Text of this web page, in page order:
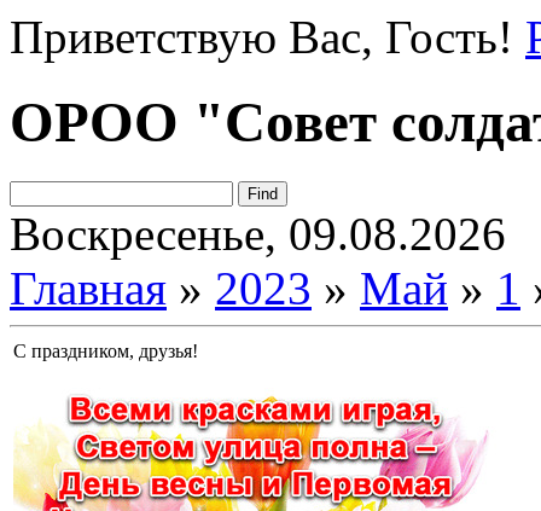
Приветствую Вас, Гость!
ОРОО "Совет
Воскресенье, 09.08.2026
Главная » 2023 » Май » 1
С праздником, друзья!